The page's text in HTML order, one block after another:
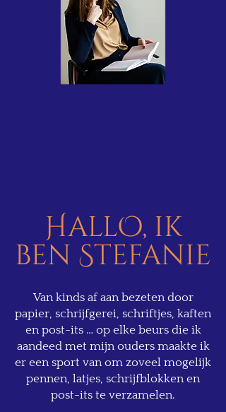
HallO, ik
ben Stefanie
Van kinds af aan bezeten door
papier, schrijfgerei, schriftjes, kaften
en post-its … op elke beurs die ik
aandeed met mijn ouders maakte ik
er een sport van om zoveel mogelijk
pennen, latjes, schrijfblokken en
post-its te verzamelen.